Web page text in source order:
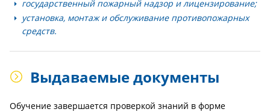
государственный пожарный надзор и лицензирование;
установка, монтаж и обслуживание противопожарных
средств.
Выдаваемые документы
Обучение завершается проверкой знаний в форме